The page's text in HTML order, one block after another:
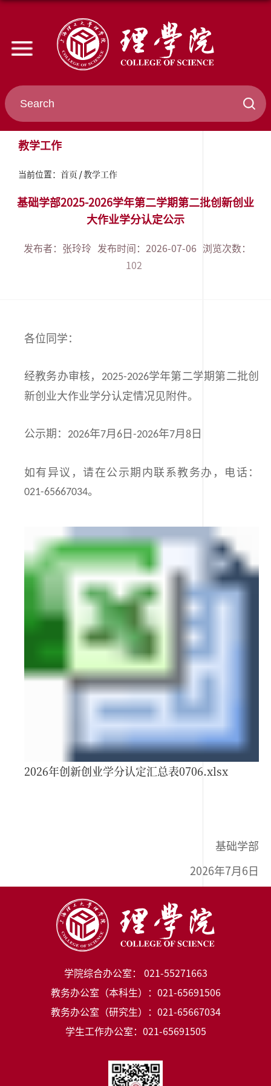
教学工作
当前位置： 首页 教学工作
基础学部2025-2026学年第二学期第二批创新创业
大作业学分认定公示
发布者：张玲玲 发布时间：2026-07-06
浏览次数：
102
各位同学：
经教务办审核， 2025-2026学年第二学期第 二批创
新创业大作业学分认定情况见附件。
公示期： 2026年7月 6 日 -2026年7月 8 日
如有异议，请在公示期内联系教务办，电话：
021-65667034。
2026年创新创业学分认定汇总表0706.xlsx
基础学部
2026年7月6日
学院综合办公室： 021-55271663
教务办公室（本科生）：021-65691506
教务办公室（研究生）：021-65667034
学生工作办公室：021-65691505